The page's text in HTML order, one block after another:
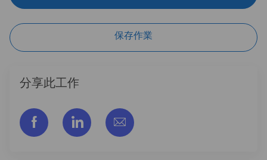
保存作業
分享此工作
通过脸书分享通过LinkedIn分享通过电子邮件分享